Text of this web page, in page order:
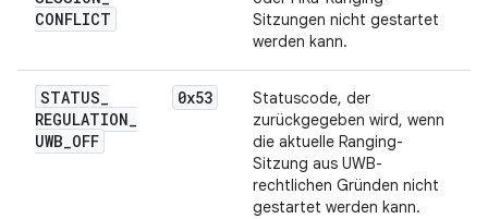
CONFLICT
Sitzungen nicht gestartet
werden kann.
STATUS_
REGULATION_
UWB_OFF
0x53
Statuscode, der
zurückgegeben wird, wenn
die aktuelle Ranging-
Sitzung aus UWB-
rechtlichen Gründen nicht
gestartet werden kann.